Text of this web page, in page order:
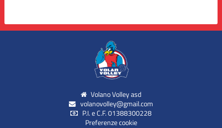
Volano Volley asd
volanovolley@gmail.com
P.I. e C.F. 01388300228
Preferenze cookie